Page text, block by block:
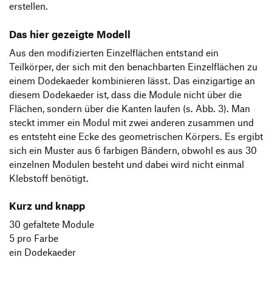
erstellen.
Das hier gezeigte Modell
Aus den modifizierten Einzelflächen entstand ein
Teilkörper, der sich mit den benachbarten Einzelflächen zu
einem Dodekaeder kombinieren lässt. Das einzigartige an
diesem Dodekaeder ist, dass die Module nicht über die
Flächen, sondern über die Kanten laufen (s. Abb. 3). Man
steckt immer ein Modul mit zwei anderen zusammen und
es entsteht eine Ecke des geometrischen Körpers. Es ergibt
sich ein Muster aus 6 farbigen Bändern, obwohl es aus 30
einzelnen Modulen besteht und dabei wird nicht einmal
Klebstoff benötigt.
Kurz und knapp
30 gefaltete Module
5 pro Farbe
ein Dodekaeder